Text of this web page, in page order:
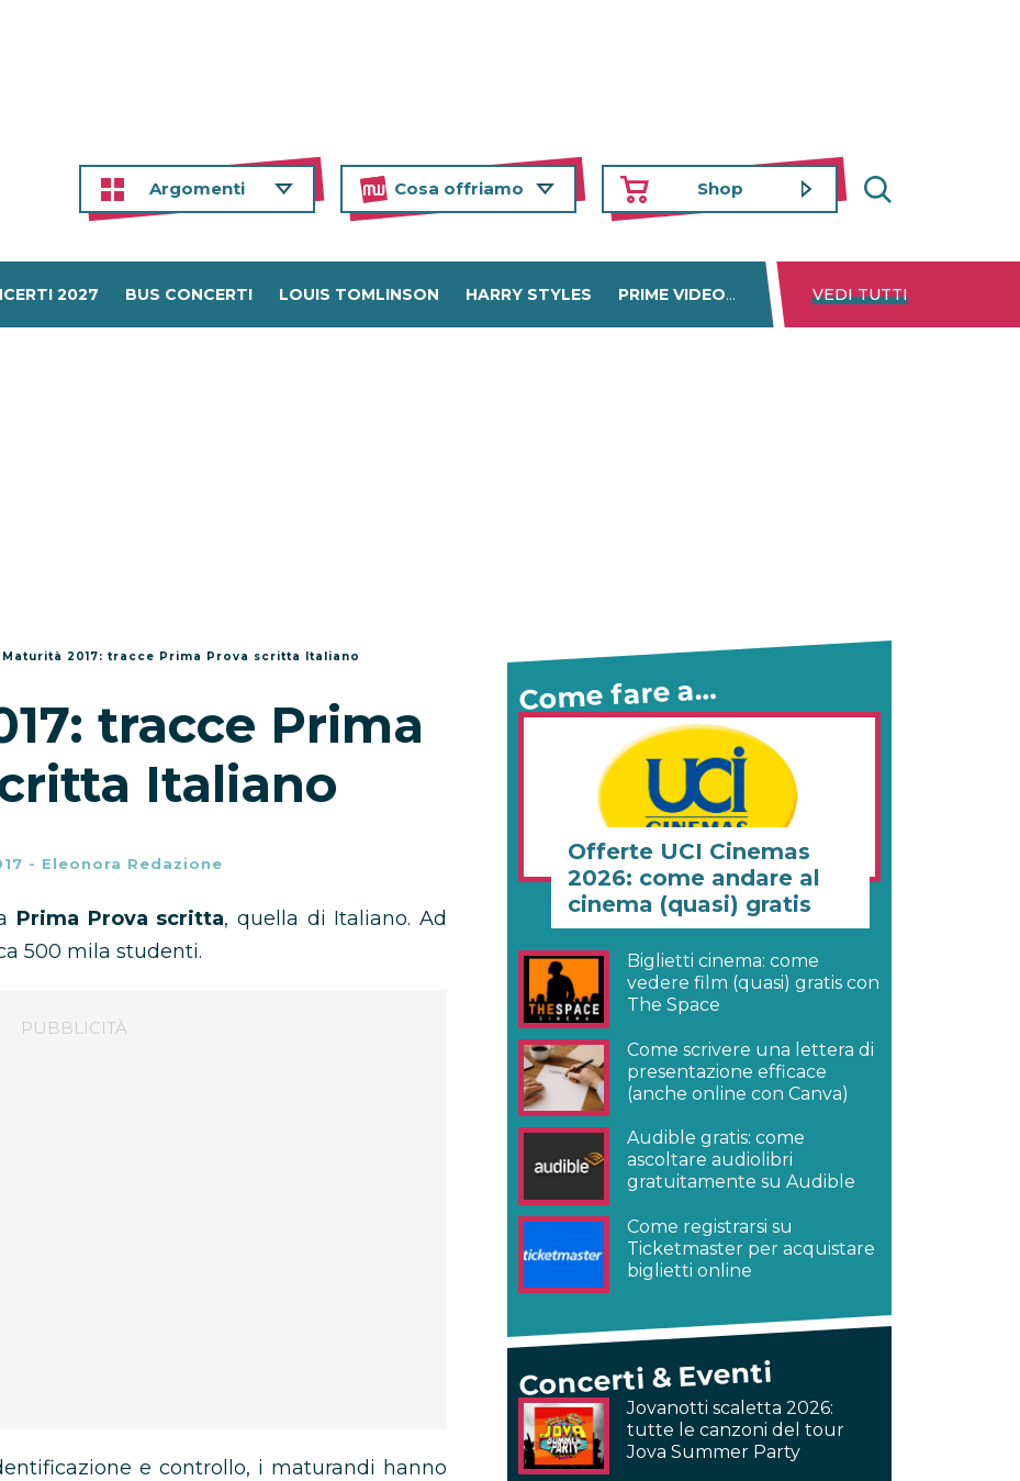
Argomenti Cosa offriamo Shop
2027 BUS CONCERTI LOUIS TOMLINSON HARRY STYLES PRIME VIDEO DISNEY+ NETFLIX
VEDI TUTTI
Maturità 2017: tracce Prima Prova scritta Italiano
tracce Prima
Italiano
- Eleonora Redazione
Prima Prova scritta, quella di Italiano. Ad
500 mila studenti.
e controllo, i maturandi hanno
Come fare a…
Offerte UCI Cinemas
2026: come andare al
cinema (quasi) gratis
Biglietti cinema: come
vedere film (quasi) gratis con
The Space
Come scrivere una lettera di
presentazione efficace
(anche online con Canva)
Audible gratis: come
ascoltare audiolibri
gratuitamente su Audible
Come registrarsi su
Ticketmaster per acquistare
biglietti online
Concerti & Eventi
Jovanotti scaletta 2026:
tutte le canzoni del tour
Jova Summer Party